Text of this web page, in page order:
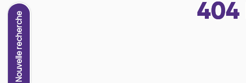
Nouvelle recherche 404